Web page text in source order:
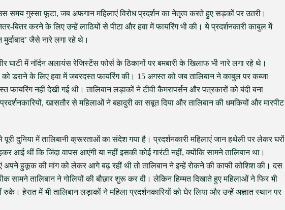
गुस्सा फूटा, जब अफगान महिलाएं विरोध प्रदर्शन का नेतृत्व करते हुए सड़कों पर उतरी।
बितर करने के लिए उन्हें लाठियों से पीटा और हवा में फायरिंग भी की। ये प्रदर्शनकारी काबुल में
मुर्दाबाद’ जैसे नारे लगा रहे थे।
घाटी में नॉर्दन अलायंस रेजिस्टेंस फोर्स के ठिकानों पर बमबारी के खिलाफ भी नारे लगा रहे थे।
को डराने के लिए हवा में जबरदस्त फायरिंग की। 15 अगस्त को जब तालिबान ने काबुल पर कब्जा
फायरिंग नहीं देखी गई थी। तालिबान लड़ाकों ने टीवी कैमरापर्सन और पत्रकारों को बंदी बना
खासतौर से महिलाओं ने बहादुरी का सबूत दिया और तालिबान की धमकियों और मारपीट
दुनिया में तालिबानी क्रूरताओं का संदेश गया है। प्रदर्शनकारी महिलाएं जान हथेली पर लेकर घरों
आई थीं कि जिंदा वापस आएंगी या नहीं इसकी कोई गारंटी नहीं, क्योंकि सामने तालिबान था।
अपने हुकूक की मांग को लेकर आगे बढ़ रहीं थी तो तालिबान ने इन्हें रोकने की काफी कोशिश की। दस
तालिबान ने गोलियों की बौछार शुरू कर दी। लेकिन हिम्मत दिखाते हुए महिलाओं ने फिर भी
हेरात में भी तालिबान लड़ाकों ने महिला प्रदर्शनकारियों को घेर लिया और उन्हें अज्ञात स्थान पर